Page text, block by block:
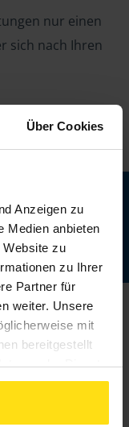
Über Cookies
Anzeigen zu
Medien anbieten
Website zu
zu Ihrer
Partner für
weiter. Unsere
mit
bereitgestellt
der Dienste
klicken,
gemäß
nur einen
sich nach Ihren
werden!
ohne Termin.